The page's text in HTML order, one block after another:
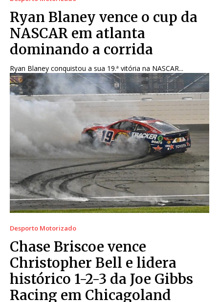
Ryan Blaney vence o cup da
NASCAR em atlanta
dominando a corrida
Ryan Blaney conquistou a sua 19.ª vitória na NASCAR...
Desporto Motorizado
Chase Briscoe vence
Christopher Bell e lidera
histórico 1-2-3 da Joe Gibbs
Racing em Chicagoland